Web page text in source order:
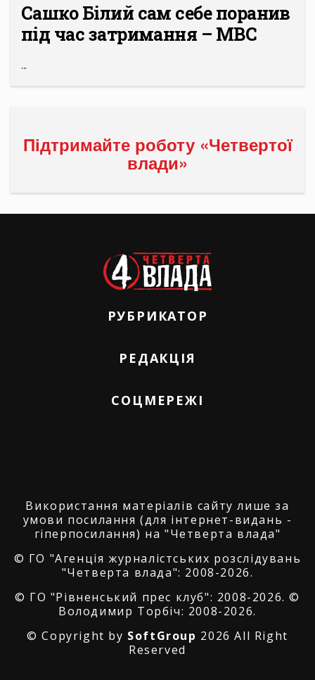
Сашко Білий сам себе поранив
під час затримання – МВС
...
Підтримайте роботу «Четвертої
влади»
РУБРИКАТОР
РЕДАКЦІЯ
СОЦМЕРЕЖІ
Використання матеріалів сайту лише за
умови посилання (для інтернет-видань -
гіперпосилання) на "Четверта влада"
© ГО "Агенція журналістських розслідувань
"Четверта влада": 2008-2026.
© ГО "Рівненський прес клуб": 2008-2026. ©
Володимир Торбіч: 2008-2026.
© Copyright by SoftGroup 2026 All Right
Reserved